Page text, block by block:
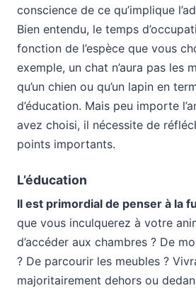
conscience de ce qu’implique
Bien entendu, le temps
fonction de l’espèce que vous
exemple, un chat n’aura pas les
qu’un chien ou qu’un lapin en
d’éducation. Mais peu importe
avez choisi, il nécessite de
points importants.
L’éducation
Il est primordial de penser à la
que vous inculquerez à votre
d’accéder aux chambres ? De
? De parcourir les meubles ?
majoritairement dehors ou